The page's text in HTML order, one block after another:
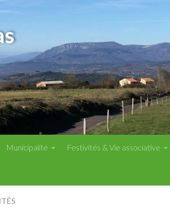
Municipalité Festivités & Vie associative